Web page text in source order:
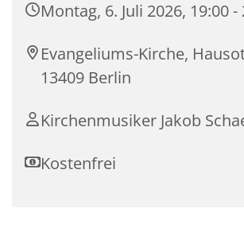
Montag, 6. Juli 2026, 19:00
Evangeliums-Kirche,
13409 Berlin
Kirchenmusiker Jakob
Kostenfrei